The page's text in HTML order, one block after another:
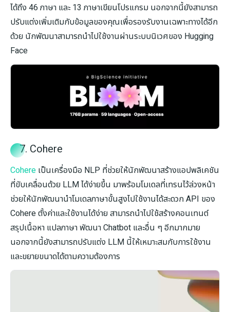
ได้ถึง 46 ภาษา และ 13 ภาษาเขียนโปรแกรม นอกจากนี้ยังสามารถ
ปรับแต่งเพิ่มเติมกับข้อมูลของคุณเพื่อรองรับงานเฉพาะทางได้อีก
ด้วย นักพัฒนาสามารถนำไปใช้งานผ่านระบบนิเวศของ Hugging
Face
7. Cohere
Cohere เป็นเครื่องมือ NLP ที่ช่วยให้นักพัฒนาสร้างแอปพลิเคชัน
ที่ขับเคลื่อนด้วย LLM ได้ง่ายขึ้น มาพร้อมโมเดลที่เทรนไว้ล่วงหน้า
ช่วยให้นักพัฒนานำโมเดลภาษาขั้นสูงไปใช้งานได้สะดวก API ของ
Cohere ตั้งค่าและใช้งานได้ง่าย สามารถนำไปใช้สร้างคอนเทนต์
สรุปเนื้อหา แปลภาษา พัฒนา Chatbot และอื่น ๆ อีกมากมาย
นอกจากนี้ยังสามารถปรับแต่ง LLM นี้ให้เหมาะสมกับการใช้งาน
และขยายขนาดได้ตามความต้องการ